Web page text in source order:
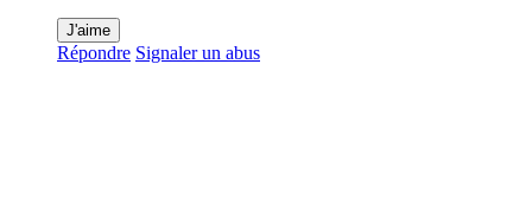
J'aime
Répondre Signaler un abus